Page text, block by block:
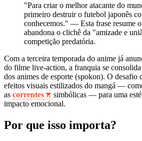
"Para criar o melhor atacante do
primeiro destruir o futebol japonês
conhecemos." — Esta frase resume
abandona o clichê da "amizade e
competição predatória.
Com a terceira temporada do anime já
do filme live-action, a franquia se
dos animes de esporte (spokon). O desafio
efeitos visuais estilizados do mangá —
as correntes
simbólicas — para uma
impacto emocional.
Por que isso importa?